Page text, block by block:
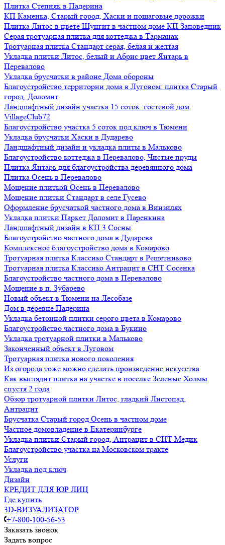
Плитка Степняк в Падерина
КП Каменка, Старый город, Хаски и пошаговые дорожки
Плитка Литос в цвете Шунгит в частном доме КП Заповедник
Серая тротуарная плитка для коттеджа в Тарманах
Тротуарная плитка Стандарт серая, белая и желтая
Укладка плитки Литос, белый и Абрис цвет Янтарь в
Перевалово
Укладка брусчатки в районе Дома обороны
Благоустройство территории дома в Луговом: плитка Старый
город, Доломит
Ландшафтный дизайн участка 15 соток: гостевой дом
VillageClub72
Благоустройство участка 5 соток под ключ в Тюмени
Укладка брусчатки Хаски в Дударево
Ландшафтный дизайн и укладка плиты в Мальково
Благоустройство коттеджа в Перевалово, Чистые пруды
Плитка Янтарь для благоустройства деревянного дома
Плитка Осень в Перевалово
Мощение плиткой Осень в Перевалово
Мощение плитки Стандарт в селе Гусево
Оформление брусчаткой частного дома в Винзилях
Укладка плитки Паркет Доломит в Паренкина
Ландшафтный дизайн в КП 3 Сосны
Благоустройство частного дома в Дударева
Комплексное благоустройство дома в Комарово
Тротуарная плитка Классико Стандарт в Решетниково
Тротуарная плитка Классико Антрацит в СНТ Сосенка
Благоустройство частного дома в Перевалово
Мощение в п. Зубарево
Новый объект в Тюмени на Лесобазе
Дом в деревне Падерина
Укладка бетонной плитки серого цвета в Комарово
Благоустройство частного дома в Букино
Укладка тротуарной плитки в Мальково
Законченный объект в Луговом
Тротуарная плитка нового поколения
Из огорода тоже можно сделать произведение искусства
Как выглядит плитка на участке в поселке Зеленые Холмы
спустя 2 года
Обзор тротуарной плитки Литос, гладкий Листопад,
Антрацит
Брусчатка Старый город Осень в частном доме
Частное домовладение в Екатеринбурге
Укладка плитки Старый город, Антрацит в СНТ Медик
Благоустройство участка на Московском тракте
Услуги
Укладка под ключ
Дизайн
КРЕДИТ ДЛЯ ЮР ЛИЦ
Где купить
3D-ВИЗУАЛИЗАТОР
+7-800-100-56-53
Заказать звонок
Задать вопрос